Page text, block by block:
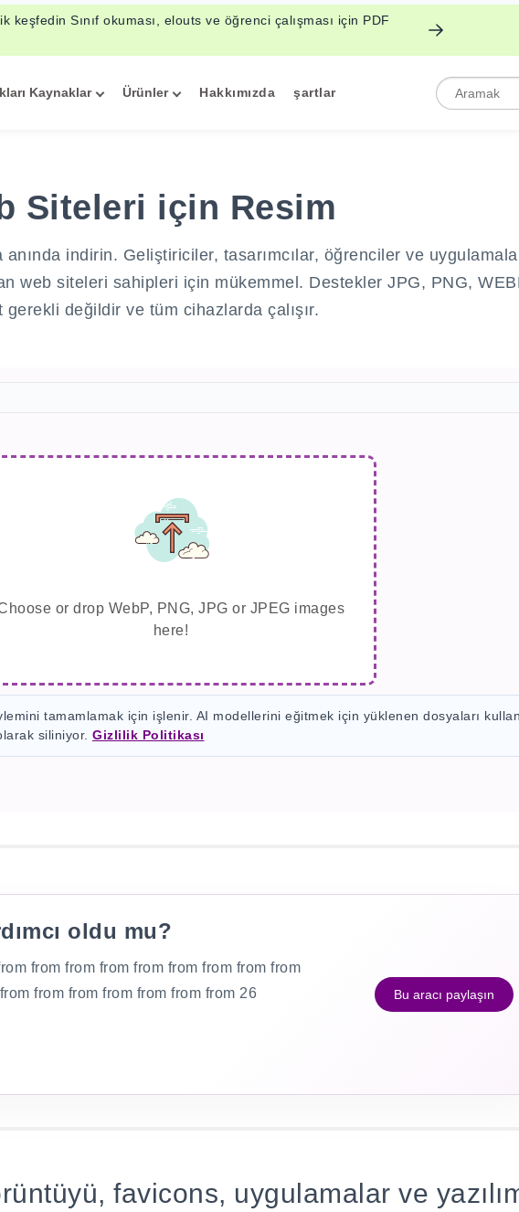
keşfedin Sınıf okuması, elouts ve öğrenci çalışması için PDF
Kaynaklar Ürünler Hakkımızda şartlar
Siteleri için Resim
indirin. Geliştiriciler, tasarımcılar, öğrenciler ve
web siteleri sahipleri için mükemmel. Destekler JPG, PNG,
değildir ve tüm cihazlarda çalışır.
or drop WebP, PNG, JPG or JPEG images
here!
tamamlamak için işlenir. AI modellerini eğitmek için yüklenen dosyaları
siliniyor. Gizlilik Politikası
oldu mu?
from from from from from from from from
from from from from from from 26
Bu aracı paylaşın
favicons, uygulamalar ve